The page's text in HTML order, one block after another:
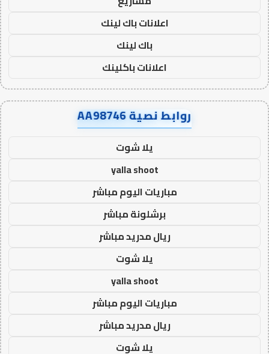
اعلانات باك لينك
باك لينك
اعلانات باكلينك
روابط نصية AA98746
يلا شوت
yalla shoot
مباريات اليوم مباشر
برشلونة مباشر
ريال مدريد مباشر
يلا شوت
yalla shoot
مباريات اليوم مباشر
ريال مدريد مباشر
يلا شوت